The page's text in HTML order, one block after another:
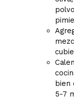
bien
5-7